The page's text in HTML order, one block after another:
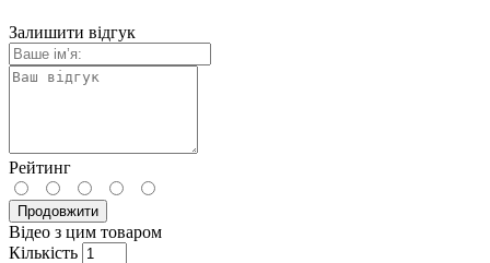
Залишити відгук
Рейтинг
Продовжити
Відео з цим товаром
Кількість